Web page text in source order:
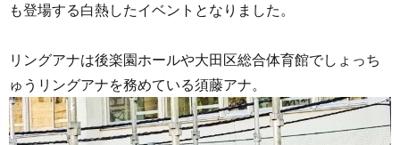
も登場する白熱したイベントとなりました。
リングアナは後楽園ホールや大田区総合体育館でしょっち
ゅうリングアナを務めている須藤アナ。